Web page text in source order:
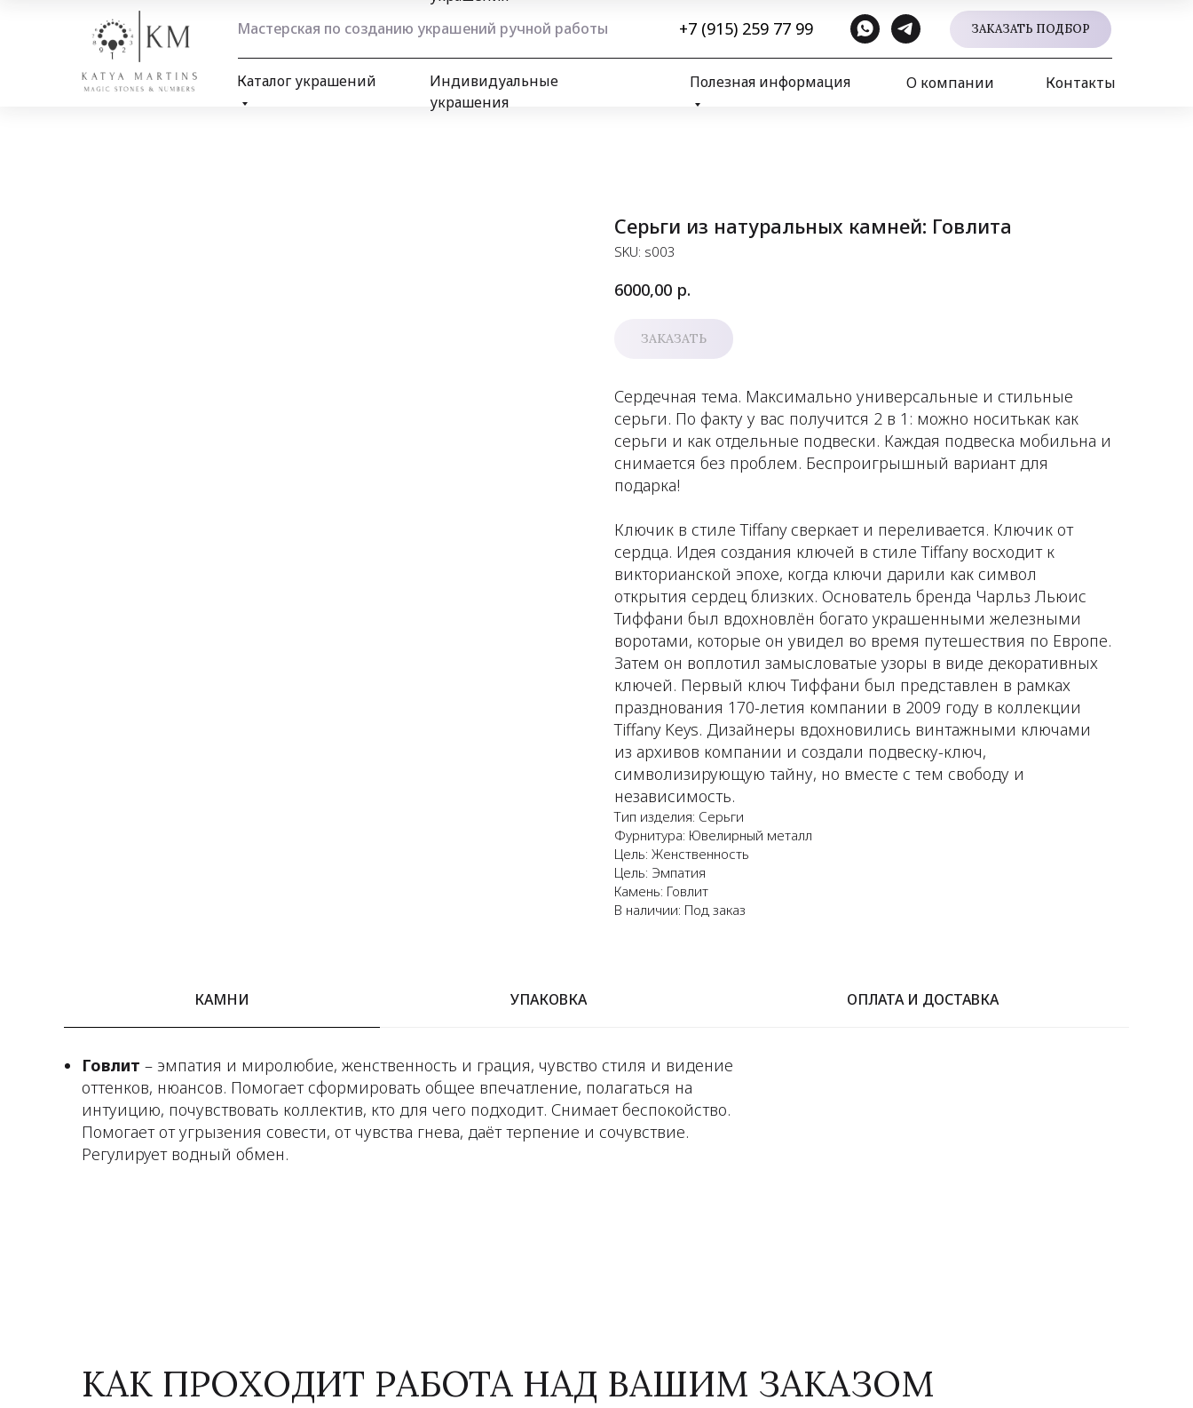
Каталог украшений
Индивидуальные
украшения
Полезная информация О компании Контакты
+7 (915) 259 77 99
Мастерская по созданию украшений ручной работы ЗАКАЗАТЬ ПОДБОР
Серьги из натуральных камней: Говлита
SKU: s003
6000,00 р.
ЗАКАЗАТЬ
Сердечная тема. Максимально универсальные и стильные
серьги. По факту у вас получится 2 в 1: можно носитькак как
серьги и как отдельные подвески. Каждая подвеска мобильна и
снимается без проблем. Беспроигрышный вариант для
подарка!
Ключик в стиле Tiffany сверкает и переливается. Ключик от
сердца. Идея создания ключей в стиле Tiffany восходит к
викторианской эпохе, когда ключи дарили как символ
открытия сердец близких. Основатель бренда Чарльз Льюис
Тиффани был вдохновлён богато украшенными железными
воротами, которые он увидел во время путешествия по Европе.
Затем он воплотил замысловатые узоры в виде декоративных
ключей. Первый ключ Тиффани был представлен в рамках
празднования 170-летия компании в 2009 году в коллекции
Tiffany Keys. Дизайнеры вдохновились винтажными ключами
из архивов компании и создали подвеску-ключ,
символизирующую тайну, но вместе с тем свободу и
независимость.
Тип изделия: Серьги
Фурнитура: Ювелирный металл
Цель: Женственность
Цель: Эмпатия
Камень: Говлит
В наличии: Под заказ
КАМНИ УПАКОВКА ОПЛАТА И ДОСТАВКА
Говлит – эмпатия и миролюбие, женственность и грация, чувство стиля и видение
оттенков, нюансов. Помогает сформировать общее впечатление, полагаться на
интуицию, почувствовать коллектив, кто для чего подходит. Снимает беспокойство.
Помогает от угрызения совести, от чувства гнева, даёт терпение и сочувствие.
Регулирует водный обмен.
КАК ПРОХОДИТ РАБОТА НАД ВАШИМ ЗАКАЗОМ